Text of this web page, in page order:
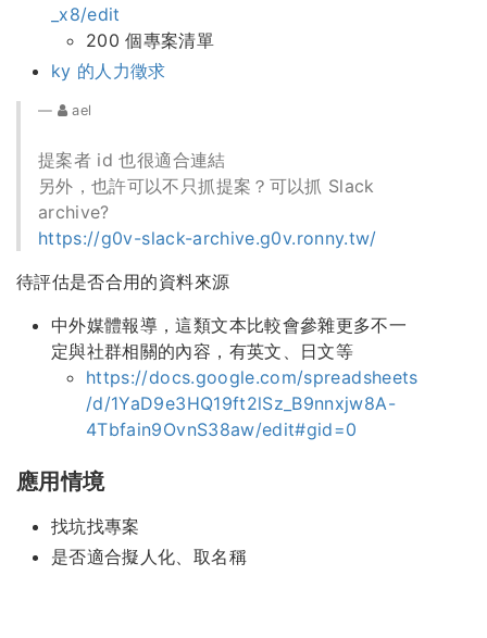
_x8/edit
200 個專案清單
ky 的人力徵求
ael
提案者 id 也很適合連結
另外，也許可以不只抓提案？可以抓 Slack
archive?
https://g0v-slack-archive.g0v.ronny.tw/
待評估是否合用的資料來源
中外媒體報導，這類文本比較會參雜更多不一
定與社群相關的內容，有英文、日文等
https://docs.google.com/spreadsheets
/d/1YaD9e3HQ19ft2lSz_B9nnxjw8A-
4Tbfain9OvnS38aw/edit#gid=0
應用情境
找坑找專案
是否適合擬人化、取名稱